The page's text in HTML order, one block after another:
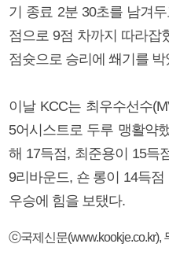
기 종료 2분 30초를 남겨
점으로 9점 차까지 따라잡
점슛으로 승리에 쐐기를 박
이날 KCC는 최우수선수
5어시스트로 두루 맹활약
해 17득점, 최준용이 15득
9리바운드, 숀 롱이 14득
우승에 힘을 보탰다.
ⓒ국제신문(www.kookje.co.kr),